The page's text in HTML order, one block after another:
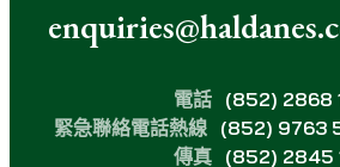
電話 (852) 2868
緊急聯絡電話熱線 (852) 9763
傳真 (852) 2845